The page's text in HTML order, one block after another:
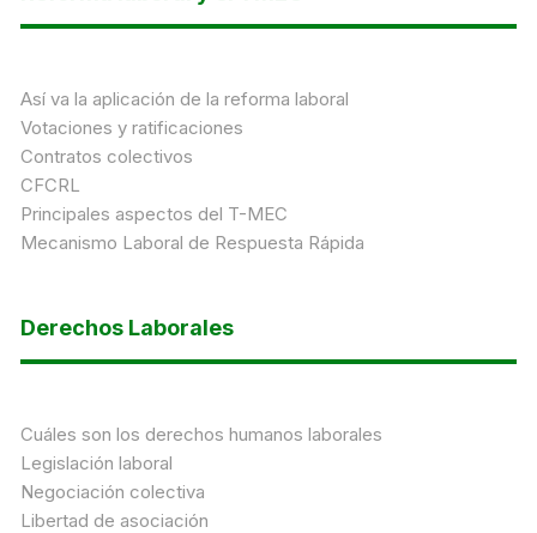
Así va la aplicación de la reforma laboral
Votaciones y ratificaciones
Contratos colectivos
CFCRL
Principales aspectos del T-MEC
Mecanismo Laboral de Respuesta Rápida
Derechos Laborales
Cuáles son los derechos humanos laborales
Legislación laboral
Negociación colectiva
Libertad de asociación